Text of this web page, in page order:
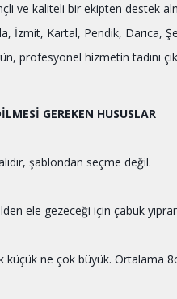
ve kaliteli bir ekipten destek
İzmit, Kartal, Pendik, Darıca,
profesyonel hizmetin tadını
GEREKEN HUSUSLAR
şablondan seçme değil.
ele gezeceği için çabuk
küçük ne çok büyük. Ortalama